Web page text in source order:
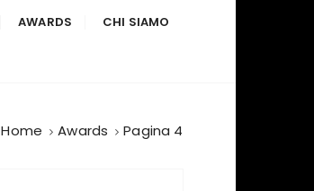
AWARDS CHI SIAMO
Home Awards Pagina 4